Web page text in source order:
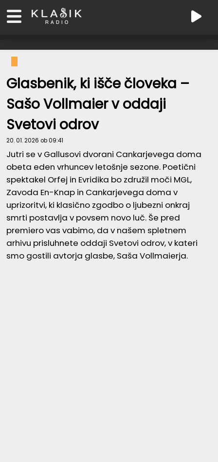
Glasbenik, ki išče človeka –
Sašo Vollmaier v oddaji
Svetovi odrov
20. 01. 2026 ob 09:41
Jutri se v Gallusovi dvorani Cankarjevega doma
obeta eden vrhuncev letošnje sezone. Poetični
spektakel Orfej in Evridika bo združil moči MGL,
Zavoda En-Knap in Cankarjevega doma v
uprizoritvi, ki klasično zgodbo o ljubezni onkraj
smrti postavlja v povsem novo luč. Še pred
premiero vas vabimo, da v našem spletnem
arhivu prisluhnete oddaji Svetovi odrov, v kateri
smo gostili avtorja glasbe, Saša Vollmaierja.